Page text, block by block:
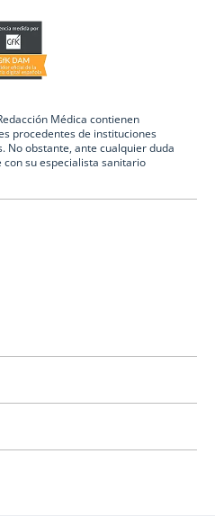
Médica contienen
procedentes de instituciones
No obstante, ante cualquier duda
con su especialista sanitario